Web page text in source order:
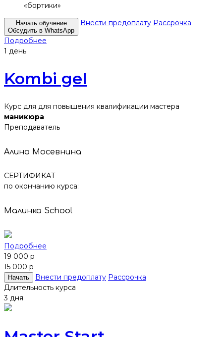
«бортики»
Начать обучение
Обсудить в WhatsApp
Внести предоплату Рассрочка
Подробнее
1 день
Kombi gel
Курс для для повышения квалификации мастера
маникюра
Преподаватель
Алина Мосевнина
СЕРТИФИКАТ
по окончанию курса:
Малинка School
Подробнее
19 000 р
15 000 р
Начать Внести предоплату Рассрочка
Длительность курса
3 дня